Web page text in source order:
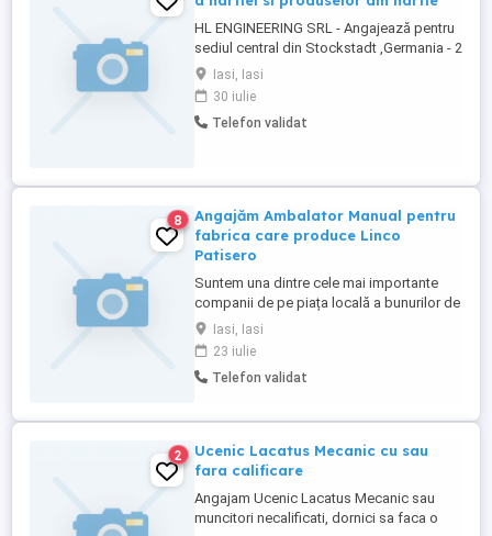
HL ENGINEERING SRL - Angajează pentru
sediul central din Stockstadt ,Germania - 2
operatori in procesul de ambalare a hârtiei
si produselor din hârtie Responsabilitati : -
Operare in procesul de ambalare a hârtiei
si produselor din hârtie - Respectarea
Iasi, Iasi
30 iulie
Telefon validat
8
Angajăm Ambalator Manual pentru
fabrica care produce Linco
Patisero
Suntem una dintre cele mai importante
companii de pe piața locală a bunurilor de
larg consum având branduri precum
ketchupul Tomi, muștarul LaMinut,
pateurile Ardealul și Antefrig, margarinele
Unirea și Linco, patiseria congelată Linco
face la noi un ambalator ...
Iasi, Iasi
23 iulie
Telefon validat
2
Ucenic Lacatus Mecanic cu sau
fara calificare
Angajam Ucenic Lacatus Mecanic sau
muncitori necalificati, dornici sa faca o